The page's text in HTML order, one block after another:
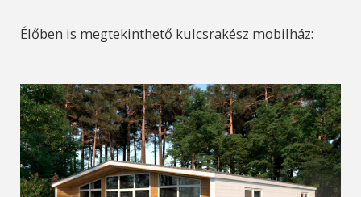
Élőben is megtekinthető kulcsrakész mobilház: